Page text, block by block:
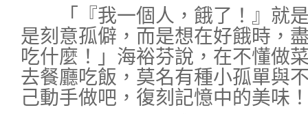
「『我一個人，餓了！』就是
是刻意孤僻，而是想在好餓時，
吃什麼！」海裕芬說，在不懂做
去餐廳吃飯，莫名有種小孤單與
己動手做吧，復刻記憶中的美味